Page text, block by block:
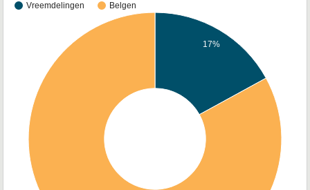
Vreemdelingen Belgen
17%